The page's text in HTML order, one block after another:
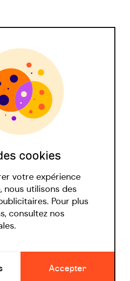
et d'engagement
covid
cookies
votre expérience
nous utilisons des
Pour plus
consultez nos
Accepter